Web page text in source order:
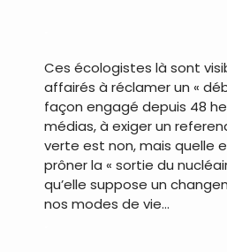
Ces écologistes là sont
affairés à réclamer un «
façon engagé depuis 48
médias, à exiger un
verte est non, mais quelle
prôner la « sortie du
qu’elle suppose un
nos modes de vie…